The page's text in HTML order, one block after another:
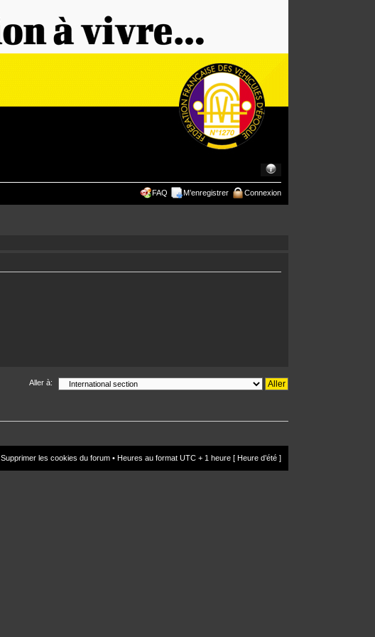
FAQ M’enregistrer Connexion
Aller à:
Supprimer les cookies du forum • Heures au format UTC + 1 heure [ Heure d’été ]